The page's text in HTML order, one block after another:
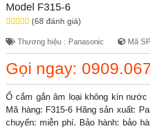
Model F315-6
(68 đánh giá)
Thương hiệu : Panasonic Mã
Gọi ngay:
Ổ cắm gắn âm loại không kín nước
Mã hàng: F315-6 Hãng sản xuất:
chuyển: miễn phí. Bảo hành: bảo